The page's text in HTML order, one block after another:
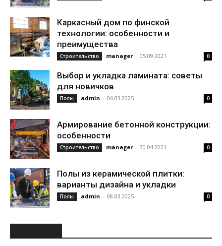
Каркасный дом по финской
технологии: особенности и
преимущества
Строительство manager - 05.09.2021 0
Выбор и укладка ламината: советы
для новичков
Полы admin - 06.03.2025 0
Армирование бетонной конструкции:
особенности
Строительство manager - 30.04.2021 0
Полы из керамической плитки:
варианты дизайна и укладки
Полы admin - 08.03.2025 0